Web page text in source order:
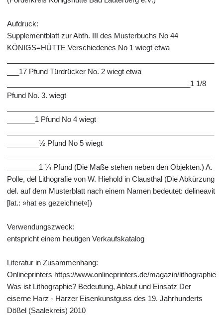
Aufdruck:
Supplementblatt zur Abth. III des Musterbuchs No 44
KÖNIGS=HÜTTE Verschiedenes No 1 wiegt etwa
___17 Pfund Türdrücker No. 2 wiegt etwa
______________________________________________1 1/8
Pfund No. 3. wiegt
_______1 Pfund No 4 wiegt
________½ Pfund No 5 wiegt
________1 ¼ Pfund (Die Maße stehen neben den Objekten.) A.
Polle, del Lithografie von W. Hiehold in Clausthal (Die Abkürzung
del. auf dem Musterblatt nach einem Namen bedeutet: delineavit
[lat.: »hat es gezeichnet«])
Verwendungszweck:
entspricht einem heutigen Verkaufskatalog
Literatur in Zusammenhang:
Onlineprinters https://www.onlineprinters.de/magazin/lithographie
Was ist Lithographie? Bedeutung, Ablauf und Einsatz Der
eiserne Harz - Harzer Eisenkunstguss des 19. Jahrhunderts
Dößel (Saalekreis) 2010